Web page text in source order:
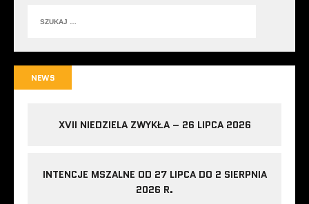
NEWS
XVII NIEDZIELA ZWYKŁA – 26 LIPCA 2026
INTENCJE MSZALNE OD 27 LIPCA DO 2 SIERPNIA
2026 R.